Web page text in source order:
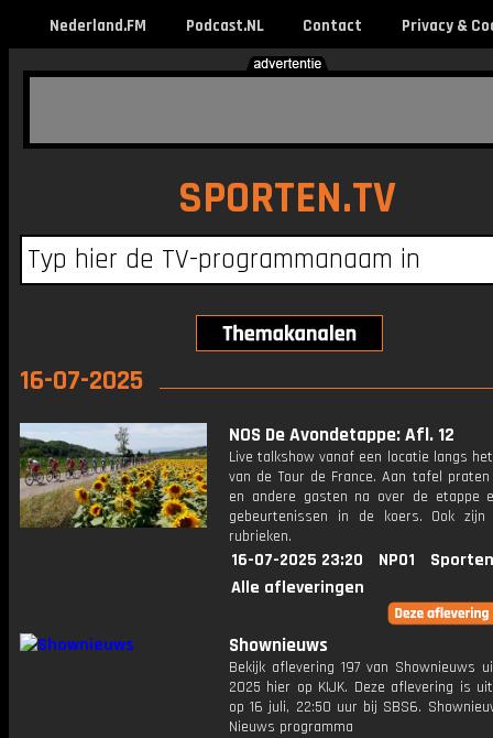
Nederland.FM Podcast.NL Contact Privacy &
SPORTEN.TV
16-07-2025
NOS De Avondetappe: Afl. 12
Live talkshow vanaf een locatie langs
van de Tour de France. Aan tafel
en andere gasten na over de etappe
gebeurtenissen in de koers. Ook
rubrieken.
16-07-2025 23:20 NPO1
Alle afleveringen
Shownieuws
Bekijk aflevering 197 van Shownieuws
2025 hier op KIJK. Deze aflevering is
op 16 juli, 22:50 uur bij SBS6.
Nieuws programma